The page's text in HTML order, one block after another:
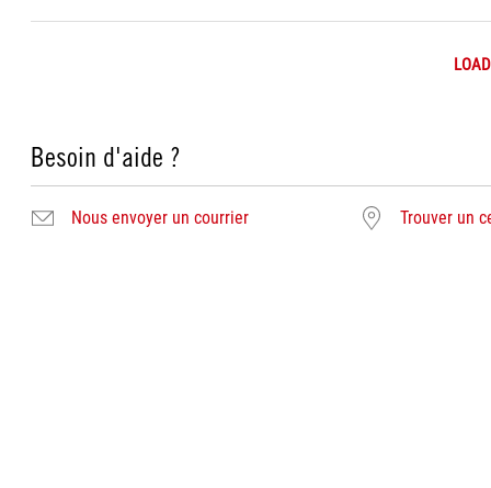
Besoin d'aide ?
Nous envoyer un courrier Trouver un